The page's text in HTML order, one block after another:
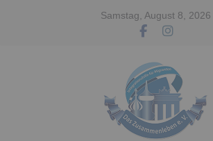
Samstag, August 8, 2026